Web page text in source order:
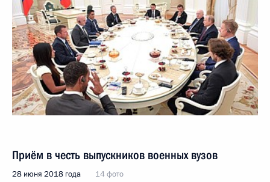
Приём в честь выпускников военных вузов
28 июня 2018 года 14 фото